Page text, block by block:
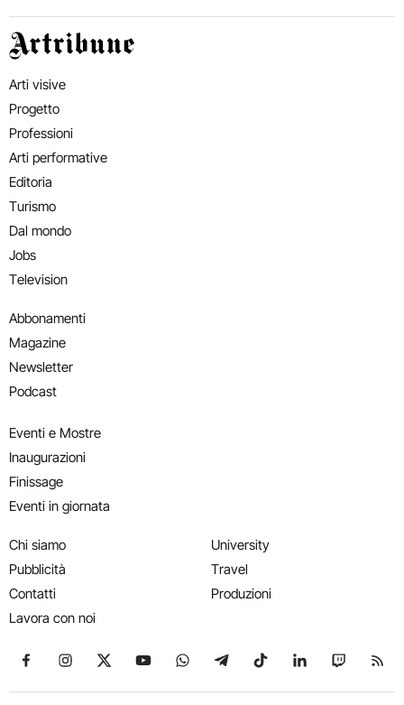
Artribune
Arti visive
Progetto
Professioni
Arti performative
Editoria
Turismo
Dal mondo
Jobs
Television
Abbonamenti
Magazine
Newsletter
Podcast
Eventi e Mostre
Inaugurazioni
Finissage
Eventi in giornata
Chi siamo
Pubblicità
Contatti
Lavora con noi
University
Travel
Produzioni
Seguici su Facebook
Seguici su Instagram
Seguici su X
Seguici su YouTube
Seguici su WhatsApp
Seguici su Telegram
Seguici su TikTok
Seguici su
Seguici